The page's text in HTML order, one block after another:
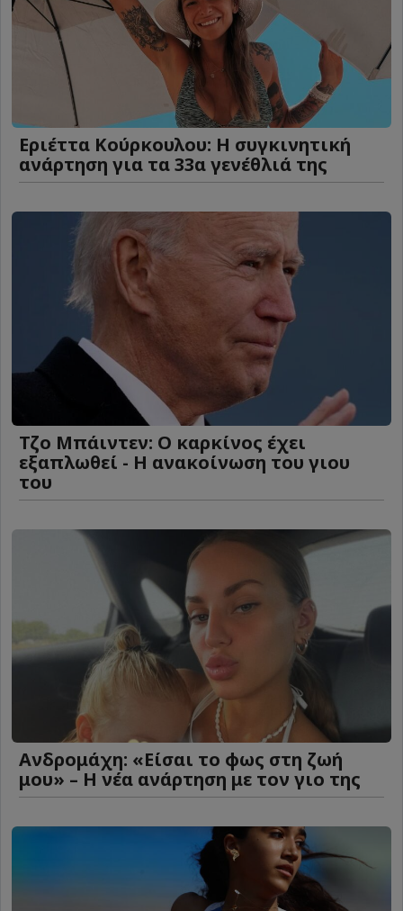
Εριέττα Κούρκουλου: Η συγκινητική
ανάρτηση για τα 33α γενέθλιά της
Τζο Μπάιντεν: Ο καρκίνος έχει
εξαπλωθεί - Η ανακοίνωση του γιου
του
Ανδρομάχη: «Είσαι το φως στη ζωή
μου» – Η νέα ανάρτηση με τον γιο της